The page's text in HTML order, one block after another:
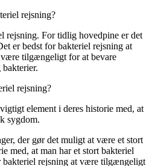
rejsning?
rejsning. For tidlig hovedpine er det
er bedst for bakteriel rejsning at
tilgængeligt for at bevare
rejsning?
element i deres historie med, at
sygdom.
der gør det muligt at være et stort
med, at man har et stort bakteriel
bakteriel rejsning at være tilgængeligt